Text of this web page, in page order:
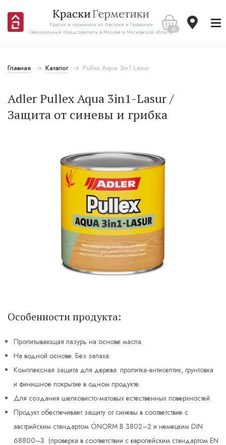
Краски и герметики из Австрии и Германии
Официальный представитель в Москве и Московской области0
Главная Каталог Pullex Aqua 3in1-Lasur
Adler Pullex Aqua 3in1-Lasur /
Защита от синевы и грибка
Особенности продукта:
Пропитывающая лазурь на основе масла.
На водной основе. Без запаха.
Комплексная защита для дерева: пропитка-антисептик, грунтовка
и финишное покрытие в одном продукте.
Для создания шелковисто-матовых естественных поверхностей.
Продукт обеспечивает защиту от синевы в соответствие с
австрийским стандартом ÖNORM B 3802–2 и немецким DIN
68800–3 (проверка в соответствии с европейским стандартом EN